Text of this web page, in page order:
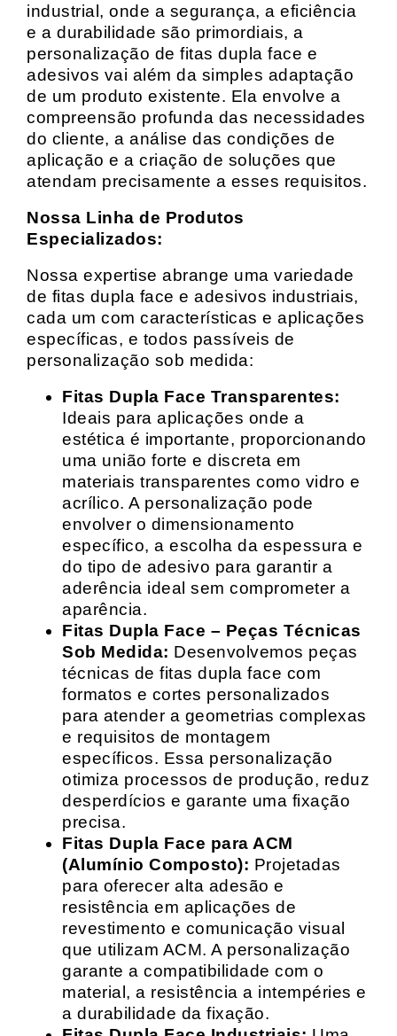
industrial, onde a segurança, a eficiência
e a durabilidade são primordiais, a
personalização de fitas dupla face e
adesivos vai além da simples adaptação
de um produto existente. Ela envolve a
compreensão profunda das necessidades
do cliente, a análise das condições de
aplicação e a criação de soluções que
atendam precisamente a esses requisitos.
Nossa Linha de Produtos
Especializados:
Nossa expertise abrange uma variedade
de fitas dupla face e adesivos industriais,
cada um com características e aplicações
específicas, e todos passíveis de
personalização sob medida:
Fitas Dupla Face Transparentes:
Ideais para aplicações onde a
estética é importante, proporcionando
uma união forte e discreta em
materiais transparentes como vidro e
acrílico. A personalização pode
envolver o dimensionamento
específico, a escolha da espessura e
do tipo de adesivo para garantir a
aderência ideal sem comprometer a
aparência.
Fitas Dupla Face – Peças Técnicas
Sob Medida: Desenvolvemos peças
técnicas de fitas dupla face com
formatos e cortes personalizados
para atender a geometrias complexas
e requisitos de montagem
específicos. Essa personalização
otimiza processos de produção, reduz
desperdícios e garante uma fixação
precisa.
Fitas Dupla Face para ACM
(Alumínio Composto): Projetadas
para oferecer alta adesão e
resistência em aplicações de
revestimento e comunicação visual
que utilizam ACM. A personalização
garante a compatibilidade com o
material, a resistência a intempéries e
a durabilidade da fixação.